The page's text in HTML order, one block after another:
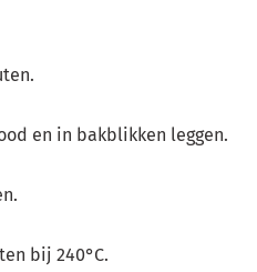
en in bakblikken leggen.
bij 240°C.